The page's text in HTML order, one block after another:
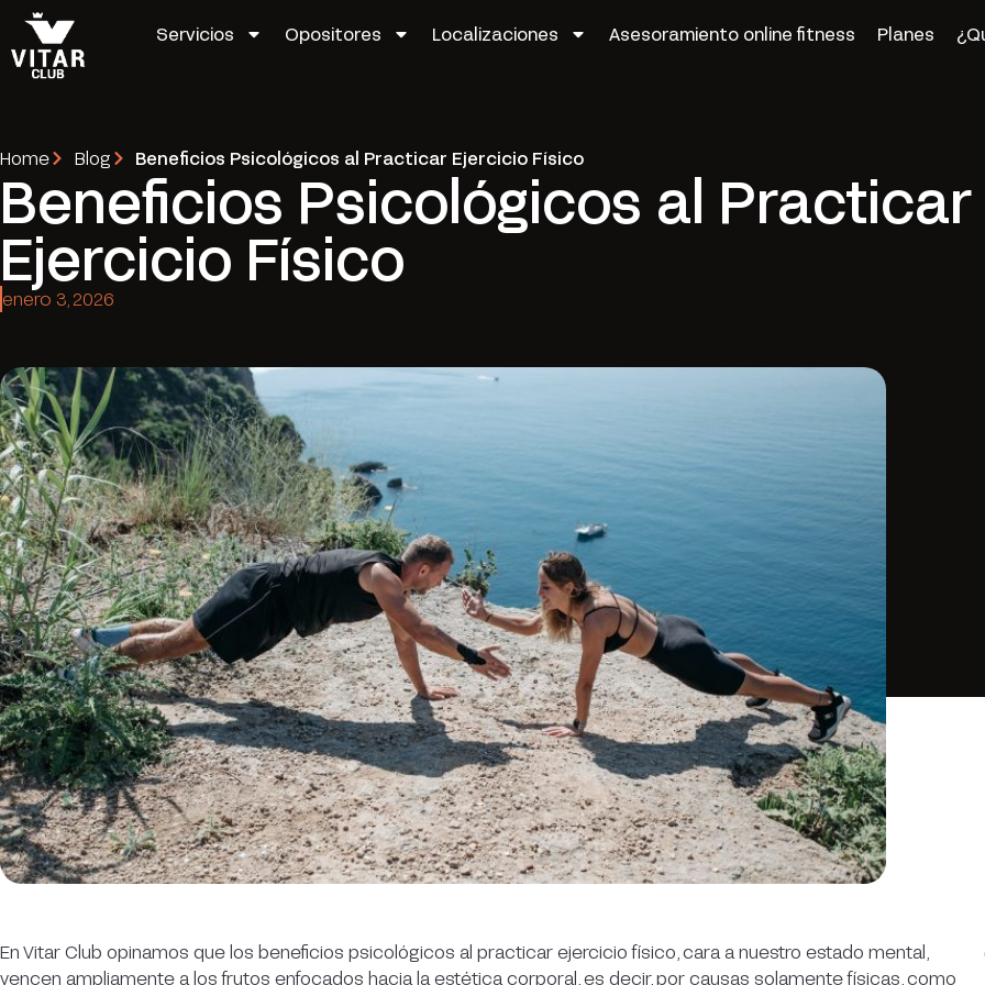
Servicios Opositores Localizaciones Asesoramiento online fitness Planes
Home Blog Beneficios Psicológicos al Practicar Ejercicio Físico
Beneficios Psicológicos al Practicar
Ejercicio Físico
enero 3, 2026
En Vitar Club opinamos que los beneficios psicológicos al practicar ejercicio físico, cara a nuestro estado mental,
vencen ampliamente a los frutos enfocados hacia la estética corporal, es decir, por causas solamente físicas, como